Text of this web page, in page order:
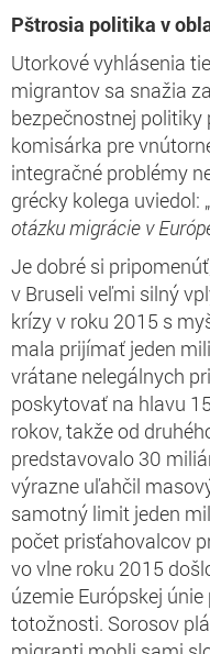
Pštrosia politika v
Utorkové vyhlásenia
migrantov sa snažia
bezpečnostnej politiky
komisárka pre
integračné problémy
grécky kolega uviedol: „
otázku migrácie v
Je dobré si
v Bruseli veľmi silný
krízy v roku 2015 s
mala prijímať jeden
vrátane nelegálnych
poskytovať na hlavu
rokov, takže od
predstavovalo 30
výrazne uľahčil
samotný limit jeden
počet prisťahovalcov
vo vlne roku 2015
územie Európskej
totožnosti. Sorosov